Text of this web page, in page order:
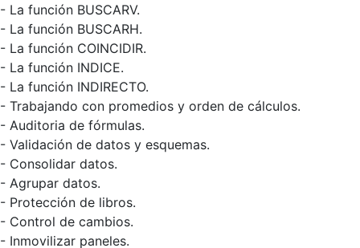
- La función BUSCARV.
- La función BUSCARH.
- La función COINCIDIR.
- La función INDICE.
- La función INDIRECTO.
- Trabajando con promedios y orden de cálculos.
- Auditoria de fórmulas.
- Validación de datos y esquemas.
- Consolidar datos.
- Agrupar datos.
- Protección de libros.
- Control de cambios.
- Inmovilizar paneles.